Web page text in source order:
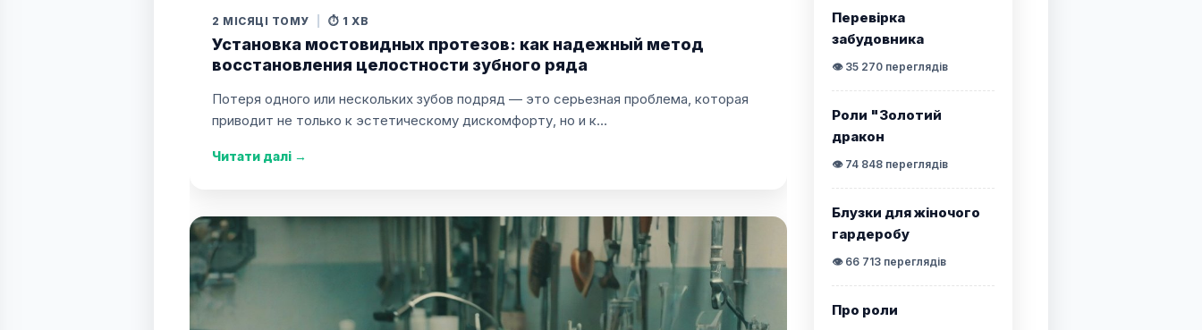
2 МІСЯЦІ ТОМУ ⏱️ 1 ХВ
Установка мостовидных протезов: как надежный метод
восстановления целостности зубного ряда
Потеря одного или нескольких зубов подряд — это серьезная проблема, которая
приводит не только к эстетическому дискомфорту, но и к…
Читати далі →
Перевірка
забудовника
👁️ 35 270 переглядів
Роли "Золотий
дракон
👁️ 74 848 переглядів
Блузки для жіночого
гардеробу
👁️ 66 713 переглядів
Про роли